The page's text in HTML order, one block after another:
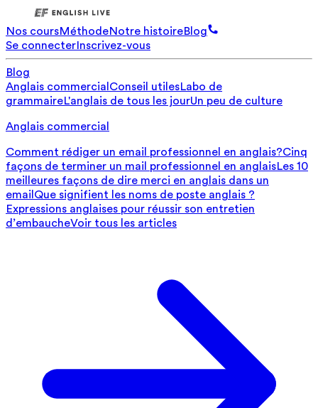
Nos coursMéthodeNotre histoireBlog
Se connecterInscrivez-vous
Blog
Anglais commercial Conseil utilesLabo de
grammaireL'anglais de tous les jourUn peu de culture
Anglais commercial
Comment rédiger un email professionnel en anglais?Cinq
façons de terminer un mail professionnel en anglaisLes 10
meilleures façons de dire merci en anglais dans un
email Que signifient les noms de poste anglais ?
Expressions anglaises pour réussir son entretien
d’embaucheVoir tous les articles